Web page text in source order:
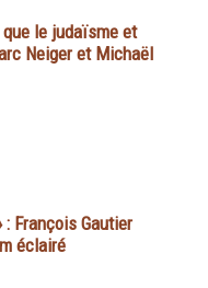
le judaïsme et
Neiger et Michaël
: François Gautier
éclairé